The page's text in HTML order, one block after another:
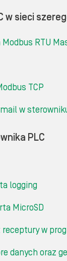
w sieci
RTU
TCP
w
PLC
logging
MicroSD
w
danych oraz